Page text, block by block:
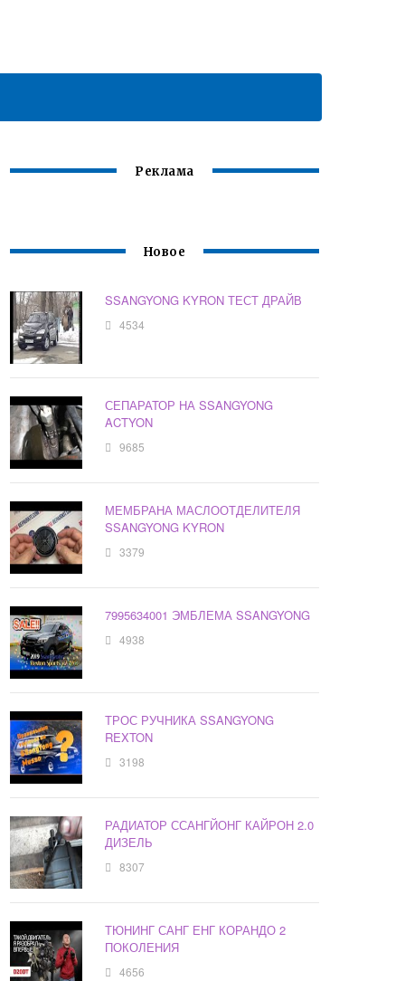
Реклама
Новое
SSANGYONG KYRON ТЕСТ ДРАЙВ
4534
СЕПАРАТОР НА SSANGYONG
ACTYON
9685
МЕМБРАНА МАСЛООТДЕЛИТЕЛЯ
SSANGYONG KYRON
3379
7995634001 ЭМБЛЕМА SSANGYONG
4938
ТРОС РУЧНИКА SSANGYONG
REXTON
3198
РАДИАТОР ССАНГЙОНГ КАЙРОН 2.0
ДИЗЕЛЬ
8307
ТЮНИНГ САНГ ЕНГ КОРАНДО 2
ПОКОЛЕНИЯ
4656